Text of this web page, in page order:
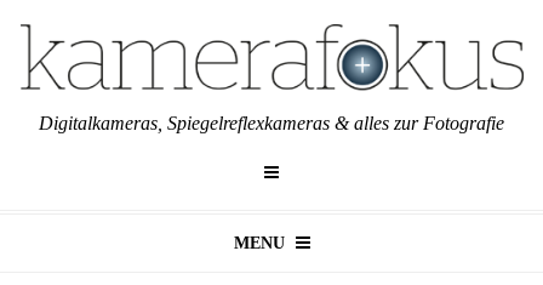
Digitalkameras, Spiegelreflexkameras & alles zur Fotografie
MENU